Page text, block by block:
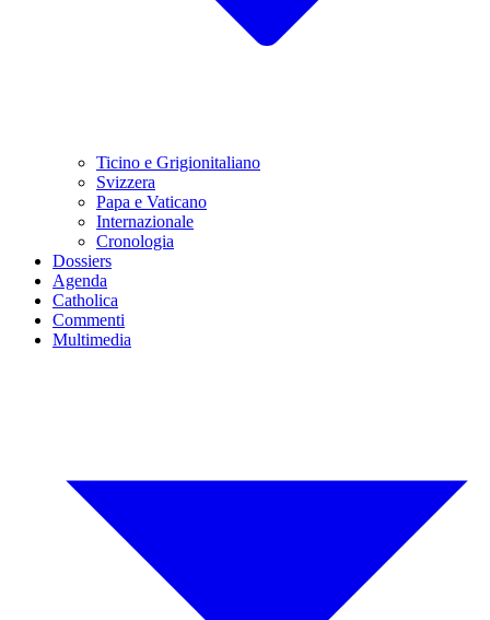
Ticino e Grigionitaliano
Svizzera
Papa e Vaticano
Internazionale
Cronologia
Dossiers
Agenda
Catholica
Commenti
Multimedia